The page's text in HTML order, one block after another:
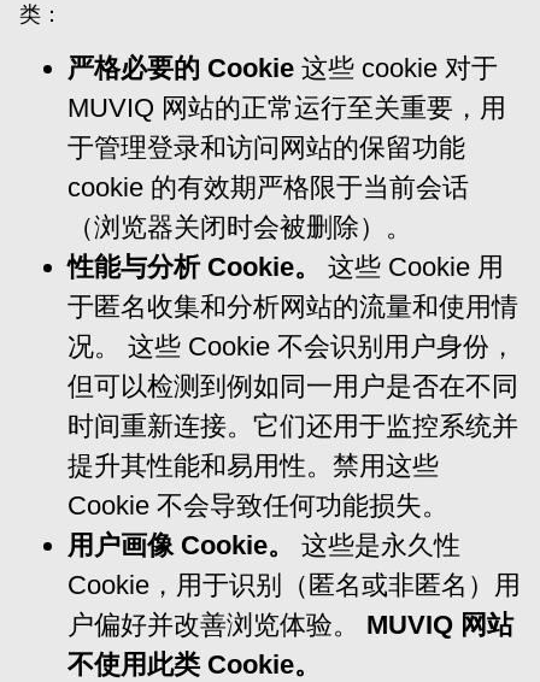
类：
严格必要的 Cookie 这些 cookie 对于
MUVIQ 网站的正常运行至关重要，用
于管理登录和访问网站的保留功能
cookie 的有效期严格限于当前会话
（浏览器关闭时会被删除）。
性能与分析 Cookie。
这些 Cookie 用
于匿名收集和分析网站的流量和使用情
况。 这些 Cookie 不会识别用户身份，
但可以检测到例如同一用户是否在不同
时间重新连接。它们还用于监控系统并
提升其性能和易用性。禁用这些
Cookie 不会导致任何功能损失。
用户画像 Cookie。
这些是永久性
Cookie，用于识别（匿名或非匿名）用
户偏好并改善浏览体验。 MUVIQ 网站
不使用此类 Cookie。